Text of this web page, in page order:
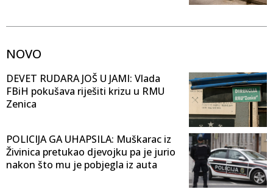
NOVO
DEVET RUDARA JOŠ U JAMI: Vlada
FBiH pokušava riješiti krizu u RMU
Zenica
POLICIJA GA UHAPSILA: Muškarac iz
Živinica pretukao djevojku pa je jurio
nakon što mu je pobjegla iz auta